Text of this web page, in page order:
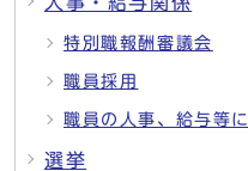
特別職報酬審議会
職員採用
職員の人事、給与等
選挙